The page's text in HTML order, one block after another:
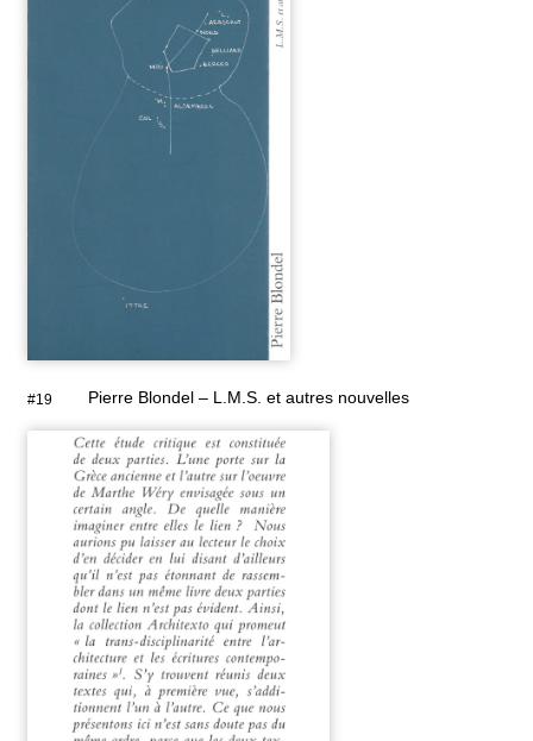
#19 Pierre Blondel – L.M.S. et autres nouvelles